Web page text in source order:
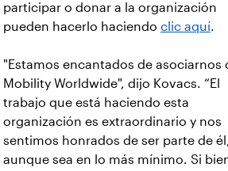
participar o donar a la organización
pueden hacerlo haciendo clic aquí.
"Estamos encantados de asociarnos
Mobility Worldwide", dijo Kovacs. “El
trabajo que está haciendo esta
organización es extraordinario y nos
sentimos honrados de ser parte de
aunque sea en lo más mínimo. Si